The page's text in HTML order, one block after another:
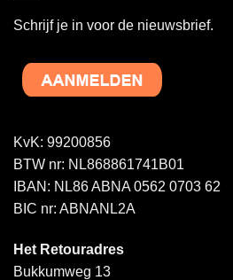
Schrijf je in voor de nieuwsbrief.
KvK: 99200856
BTW nr: NL868861741B01
IBAN: NL86 ABNA 0562 0703 62
BIC nr: ABNANL2A
Het Retouradres
Bukkumweg 13